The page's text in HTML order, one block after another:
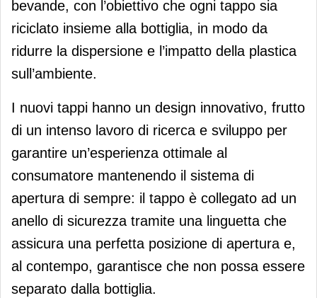
bevande, con l’obiettivo che ogni tappo sia
riciclato insieme alla bottiglia, in modo da
ridurre la dispersione e l’impatto della plastica
sull’ambiente.
I nuovi tappi hanno un design innovativo, frutto
di un intenso lavoro di ricerca e sviluppo per
garantire un’esperienza ottimale al
consumatore mantenendo il sistema di
apertura di sempre: il tappo è collegato ad un
anello di sicurezza tramite una linguetta che
assicura una perfetta posizione di apertura e,
al contempo, garantisce che non possa essere
separato dalla bottiglia.